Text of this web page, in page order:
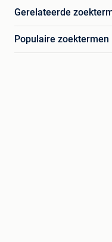
Gerelateerde
Populaire zoektermen